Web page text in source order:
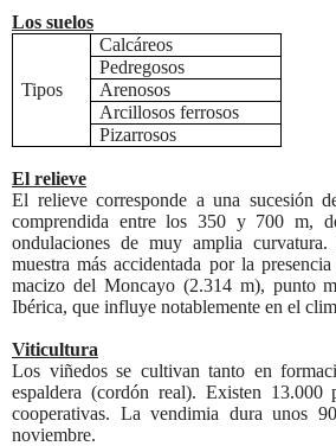
Los suelos
Tipos
Calcáreos
Pedregosos
Arenosos
Arcillosos ferrosos
Pizarrosos
El relieve
El relieve corresponde a una sucesión
comprendida entre los 350 y 700 m,
ondulaciones de muy amplia
muestra más accidentada por la
macizo del Moncayo (2.314 m), punto
Ibérica, que influye notablemente en el
Viticultura
Los viñedos se cultivan tanto en
espaldera (cordón real). Existen 13.000
cooperativas. La vendimia dura unos
noviembre.